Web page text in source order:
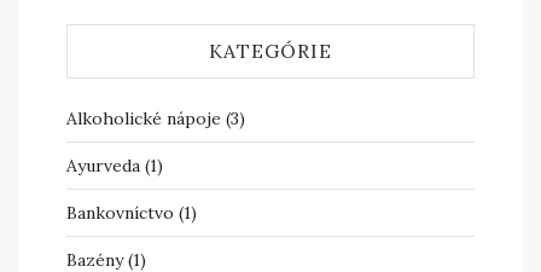
KATEGÓRIE
Alkoholické nápoje (3)
Ayurveda (1)
Bankovníctvo (1)
Bazény(1)